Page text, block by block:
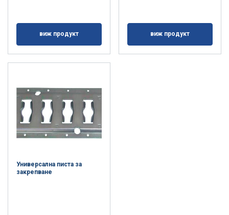
виж продукт виж продукт
Универсална писта за
закрепване